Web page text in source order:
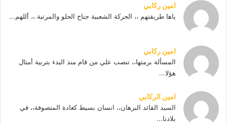
امين ركابي
ياها طريقتهم ،، الحركة الشعبية جناح الحلو والمرتبة ،، أللهم...
امين ركابي
المسألة برمتها،، تنصب علي من قام منذ البدء بتربية أمثال
هؤلا...
امين الركابي
السيد القائد البرهان،، انسان بسيط كعادة المتصوفة،، في
بلادنا...